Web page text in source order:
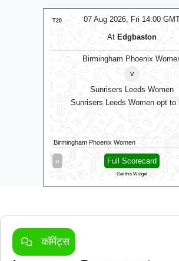
07 Aug 2026, Fri 14:00
T20
At Edgbaston
Birmingham Phoenix
v
Sunrisers Leeds Women
Sunrisers Leeds Women opt to
Birmingham Phoenix Women
« Full Scorecard
Get this Widget
कॉमेंट्स